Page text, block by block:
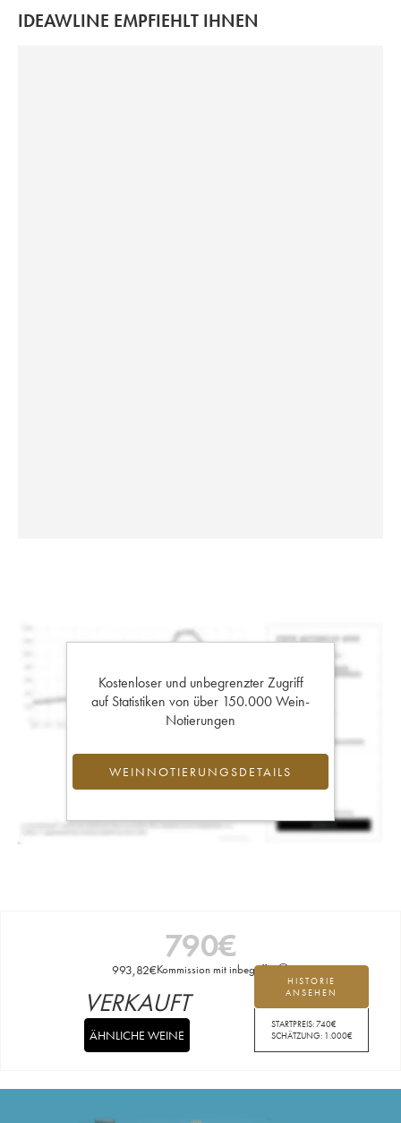
IDEAWLINE EMPFIEHLT IHNEN
Kostenloser und unbegrenzter Zugriff
auf Statistiken von über 150.000 Wein-
Notierungen
WEINNOTIERUNGSDETAILS
790€
993,82€Kommission mit inbegriffen
HISTORIE
ANSEHEN
STARTPREIS:740€
SCHÄTZUNG: 1.000€
VERKAUFT
ÄHNLICHE WEINE